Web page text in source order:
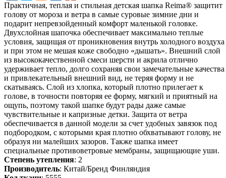
Практичная, теплая и стильная детская шапка Reima® защитит
голову от мороза и ветра в самые суровые зимние дни и
подарит непревзойденный комфорт маленькой головке.
Двухслойная шапочка обеспечивает максимально теплые
условия, защищая от проникновения внутрь холодного воздуха
и при этом не мешая коже свободно «дышать». Внешний слой
из высококачественной смеси шерсти и акрила отлично
удерживает тепло, долго сохраняя свои замечательные качества
и привлекательный внешний вид, не теряя форму и не
скатываясь. Слой из хлопка, который плотно прилегает к
голове, в точности повторяя ее форму, мягкий и приятный на
ощупь, поэтому такой шапке будут рады даже самые
чувствительные и капризные детки. Защита от ветра
обеспечивается в данной модели за счет удобных завязок под
подбородком, с которыми края плотно обхватывают голову, не
образуя ни малейших зазоров. Также шапка имеет
специальные противоветровые мембраны, защищающие уши.
Степень утепления: 2
Производитель: Китай/Бренд Финляндия